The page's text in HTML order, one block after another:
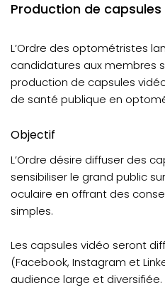
ACTUALITÉS : Avis radiation
VOTRE PRATIQUE:
VOTRE PRATIQUE :
VOTRE FORMATION
excédentaires
Production de
L’Ordre des optométristes
candidatures aux membres
production de capsules
de santé publique en
Objectif
L’Ordre désire diffuser des
sensibiliser le grand public
oculaire en offrant des
simples.
Les capsules vidéo seront
(Facebook, Instagram et
audience large et diversifiée.